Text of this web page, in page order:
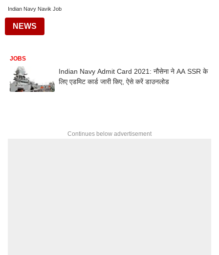
Indian Navy Navik Job
NEWS
JOBS
Indian Navy Admit Card 2021: नौसेना ने AA SSR के
लिए एडमिट कार्ड जारी किए, ऐसे करें डाउनलोड
Continues below advertisement